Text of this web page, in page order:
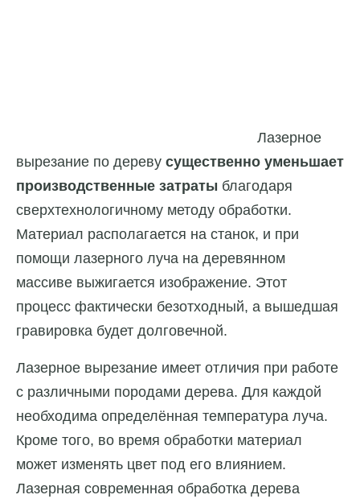
Лазерное
вырезание по дереву существенно уменьшает
производственные затраты благодаря
сверхтехнологичному методу обработки.
Материал располагается на станок, и при
помощи лазерного луча на деревянном
массиве выжигается изображение. Этот
процесс фактически безотходный, а вышедшая
гравировка будет долговечной.
Лазерное вырезание имеет отличия при работе
с различными породами дерева. Для каждой
необходима определённая температура луча.
Кроме того, во время обработки материал
может изменять цвет под его влиянием.
Лазерная современная обработка дерева